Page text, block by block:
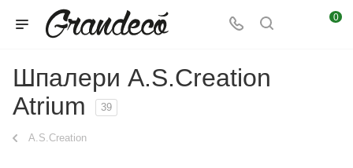
0
Шпалери A.S.Creation
Atrium
39
A.S.Creation